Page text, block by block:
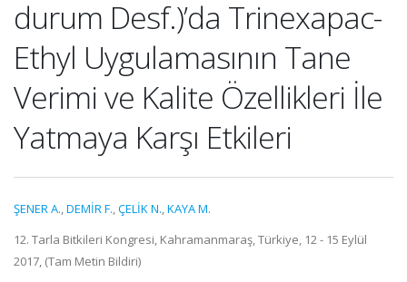
durum Desf.)’da Trinexapac-
Ethyl Uygulamasının Tane
Verimi ve Kalite Özellikleri İle
Yatmaya Karşı Etkileri
ŞENER A.,DEMİR F.,ÇELİK N.,KAYA M.
12. Tarla Bitkileri Kongresi, Kahramanmaraş, Türkiye, 12 - 15 Eylül
2017, (Tam Metin Bildiri)